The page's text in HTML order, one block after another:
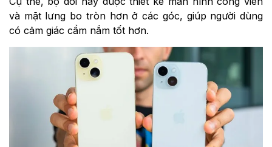
và mặt lưng bo tròn hơn ở các góc, giúp người dùng
có cảm giác cầm nắm tốt hơn.